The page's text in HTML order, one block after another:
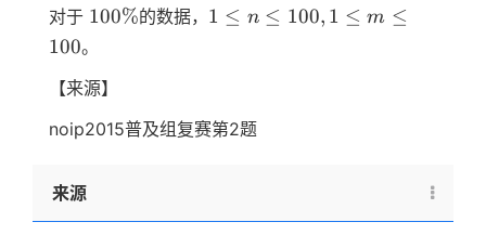
对于 100\%
100%的数据， 1≤n≤100,
1 ≤ n ≤ 100, 1 ≤ m ≤
100。
【来源】
noip2015普及组复赛第2题
来源